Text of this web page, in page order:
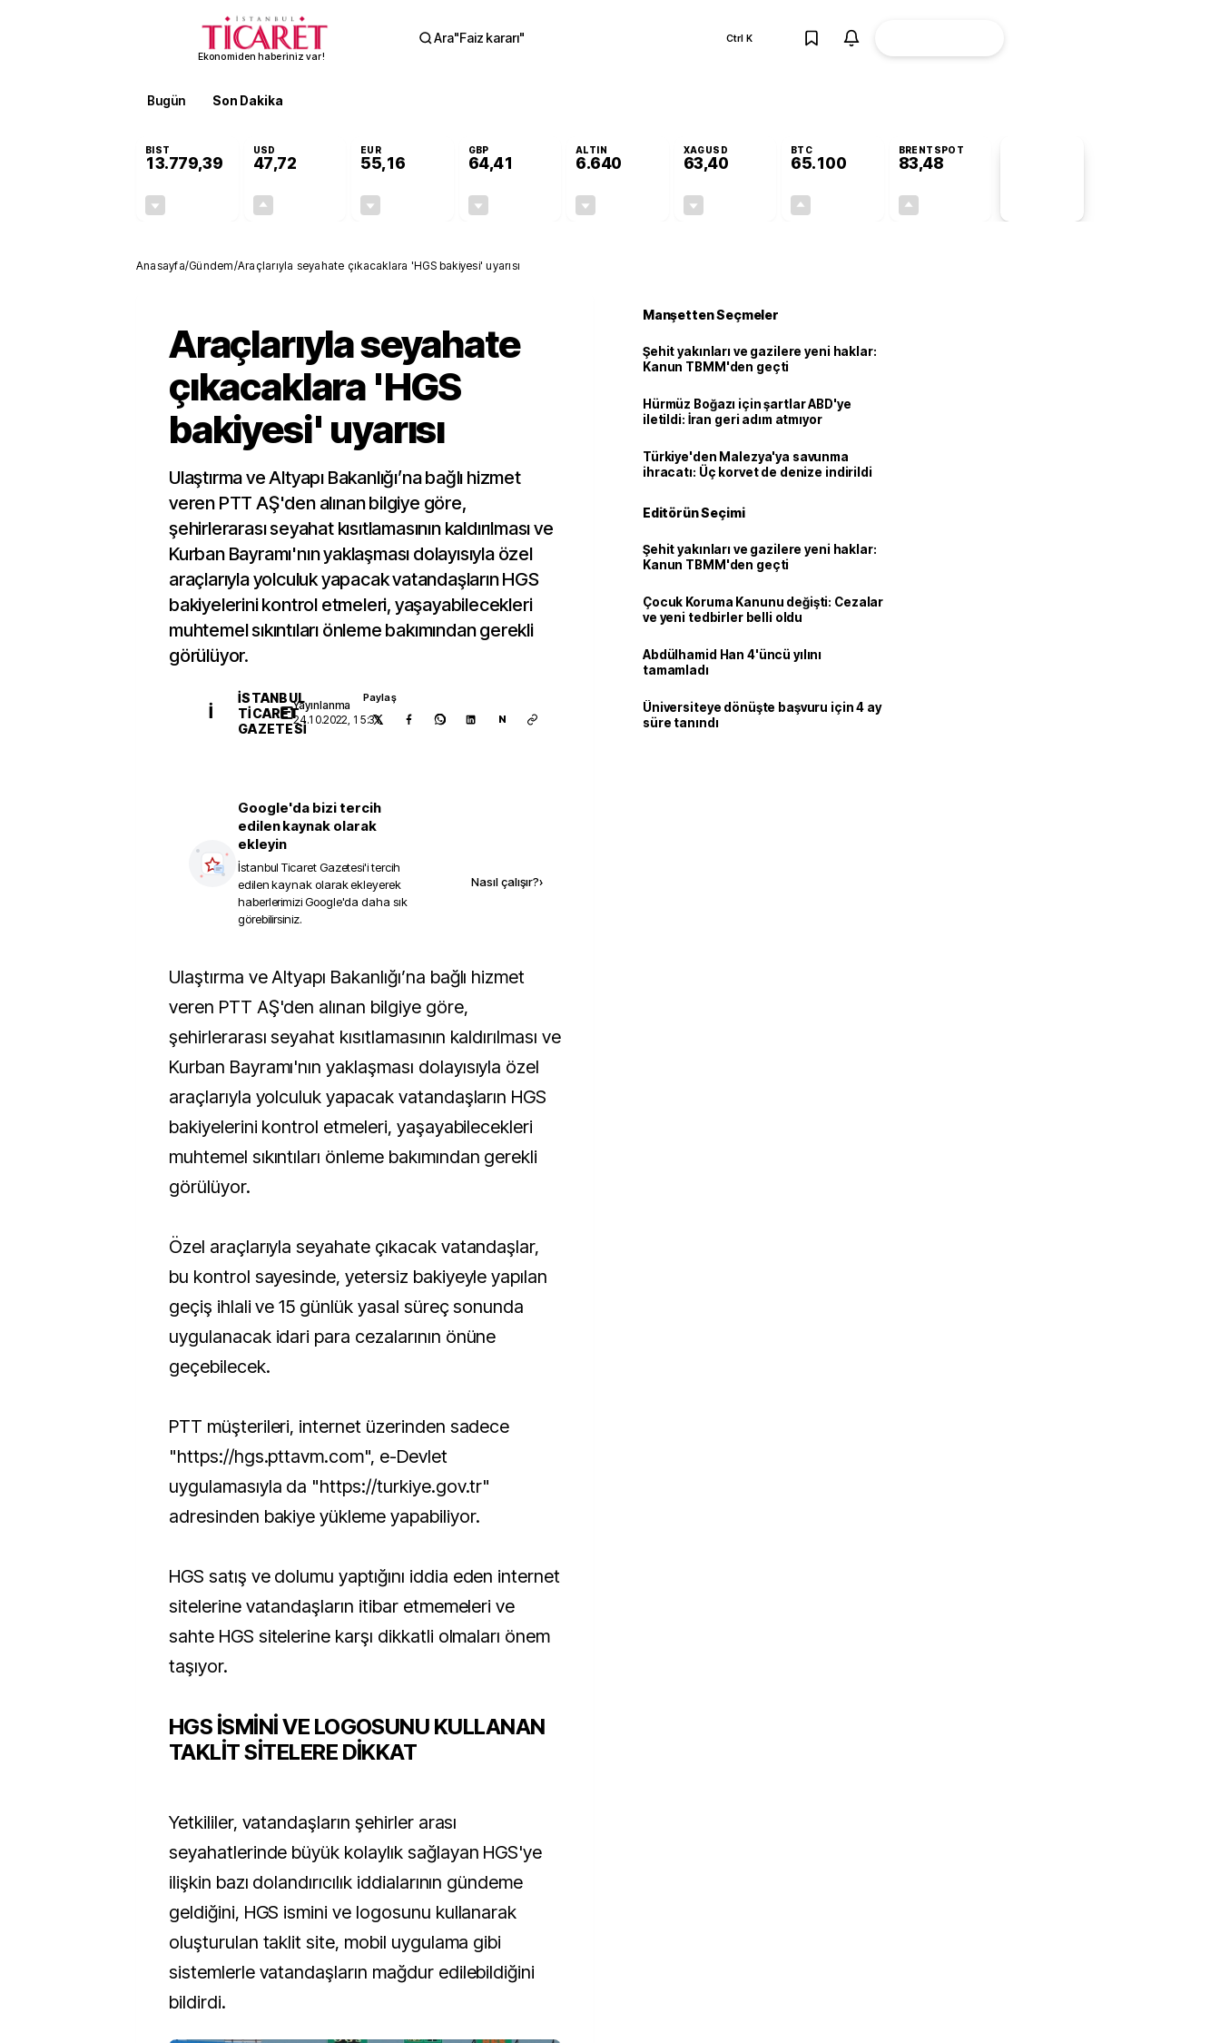
Ekonomiden haberiniz var!
Ara"Faiz kararı" Ctrl K
Bugün Son Dakika
BIST
13.779,39
USD
47,72
EUR
55,16
GBP
64,41
ALTIN
6.640
XAGUSD
63,40
BTC
65.100
BRENTSPOT
83,48
Anasayfa/Gündem/Araçlarıyla seyahate çıkacaklara 'HGS bakiyesi' uyarısı
Araçlarıyla seyahate
çıkacaklara 'HGS
bakiyesi' uyarısı
Ulaştırma ve Altyapı Bakanlığı’na bağlı hizmet
veren PTT AŞ'den alınan bilgiye göre,
şehirlerarası seyahat kısıtlamasının kaldırılması ve
Kurban Bayramı'nın yaklaşması dolayısıyla özel
araçlarıyla yolculuk yapacak vatandaşların HGS
bakiyelerini kontrol etmeleri, yaşayabilecekleri
muhtemel sıkıntıları önleme bakımından gerekli
görülüyor.
İ
İSTANBUL
TICARET
GAZETESI
Yayınlanma
24.10.2022, 15:31
Paylaş
N
Google'da bizi tercih
edilen kaynak olarak
ekleyin
İstanbul Ticaret Gazetesi'i tercih
edilen kaynak olarak ekleyerek
haberlerimizi Google'da daha sık
görebilirsiniz.
Nasıl çalışır?›
Ulaştırma ve Altyapı Bakanlığı’na bağlı hizmet
veren PTT AŞ'den alınan bilgiye göre,
şehirlerarası seyahat kısıtlamasının kaldırılması ve
Kurban Bayramı'nın yaklaşması dolayısıyla özel
araçlarıyla yolculuk yapacak vatandaşların HGS
bakiyelerini kontrol etmeleri, yaşayabilecekleri
muhtemel sıkıntıları önleme bakımından gerekli
görülüyor.
Özel araçlarıyla seyahate çıkacak vatandaşlar,
bu kontrol sayesinde, yetersiz bakiyeyle yapılan
geçiş ihlali ve 15 günlük yasal süreç sonunda
uygulanacak idari para cezalarının önüne
geçebilecek.
PTT müşterileri, internet üzerinden sadece
"https://hgs.pttavm.com", e-Devlet
uygulamasıyla da "https://turkiye.gov.tr"
adresinden bakiye yükleme yapabiliyor.
HGS satış ve dolumu yaptığını iddia eden internet
sitelerine vatandaşların itibar etmemeleri ve
sahte HGS sitelerine karşı dikkatli olmaları önem
taşıyor.
HGS İSMİNİ VE LOGOSUNU KULLANAN
TAKLİT SİTELERE DİKKAT
Yetkililer, vatandaşların şehirler arası
seyahatlerinde büyük kolaylık sağlayan HGS'ye
ilişkin bazı dolandırıcılık iddialarının gündeme
geldiğini, HGS ismini ve logosunu kullanarak
oluşturulan taklit site, mobil uygulama gibi
sistemlerle vatandaşların mağdur edilebildiğini
bildirdi.
Manşetten Seçmeler
Şehit yakınları ve gazilere yeni haklar:
Kanun TBMM'den geçti
Hürmüz Boğazı için şartlar ABD'ye
iletildi: İran geri adım atmıyor
Türkiye'den Malezya'ya savunma
ihracatı: Üç korvet de denize indirildi
Editörün Seçimi
Şehit yakınları ve gazilere yeni haklar:
Kanun TBMM'den geçti
Çocuk Koruma Kanunu değişti: Cezalar
ve yeni tedbirler belli oldu
Abdülhamid Han 4'üncü yılını
tamamladı
Üniversiteye dönüşte başvuru için 4 ay
süre tanındı